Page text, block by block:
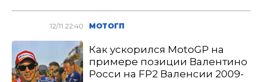
12/11 22:40 МОТОГП
Как ускорился MotoGP на
примере позиции Валентино
Росси на FP2 Валенсии 2009-